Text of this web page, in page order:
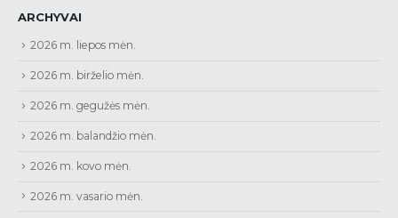
ARCHYVAI
2026 m. liepos mėn.
2026 m. birželio mėn.
2026 m. gegužės mėn.
2026 m. balandžio mėn.
2026 m. kovo mėn.
2026 m. vasario mėn.